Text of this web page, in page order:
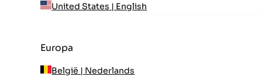
United States | English
Europa
België | Nederlands